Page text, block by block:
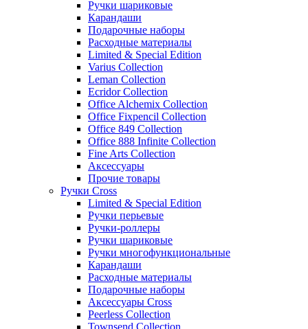
Ручки шариковые
Карандаши
Подарочные наборы
Расходные материалы
Limited & Special Edition
Varius Collection
Leman Collection
Ecridor Collection
Office Alchemix Collection
Office Fixpencil Collection
Office 849 Collection
Office 888 Infinite Collection
Fine Arts Collection
Аксессуары
Прочие товары
Ручки Cross
Limited & Special Edition
Ручки перьевые
Ручки-роллеры
Ручки шариковые
Ручки многофункциональные
Карандаши
Расходные материалы
Подарочные наборы
Аксессуары Cross
Peerless Collection
Townsend Collection